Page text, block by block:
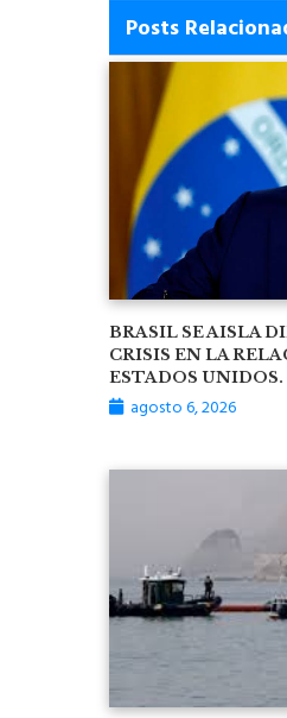
Posts
BRASIL SE AISLA
CRISIS EN LA
ESTADOS UNIDOS.
agosto 6, 2026